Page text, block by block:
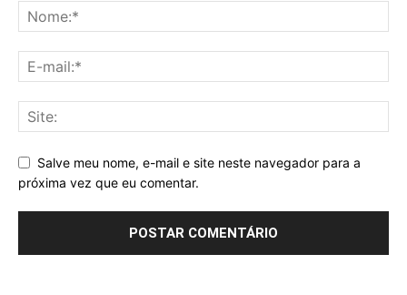
Salve meu nome, e-mail e site neste navegador para a
próxima vez que eu comentar.